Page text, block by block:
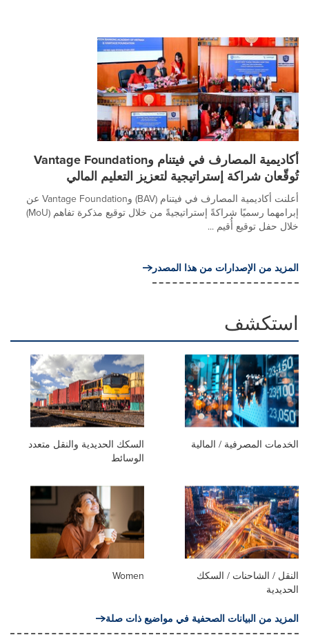
أكاديمية المصارف في فيتنام وVantage Foundation
تُوقّعان شراكة إستراتيجية لتعزيز التعليم المالي
أعلنت أكاديمية المصارف في فيتنام (BAV) وVantage Foundation عن
إبرامهما رسميًا شراكةً إستراتيجيةً من خلال توقيع مذكرة تفاهم (MoU)
خلال حفل توقيع أُقيم ...
المزيد من الإصدارات من هذا المصدر
استكشف
الخدمات المصرفية / المالية
السكك الحديدية والنقل متعدد
الوسائط
النقل / الشاحنات / السكك
الحديدية
Women
المزيد من البيانات الصحفية في مواضيع ذات صلة